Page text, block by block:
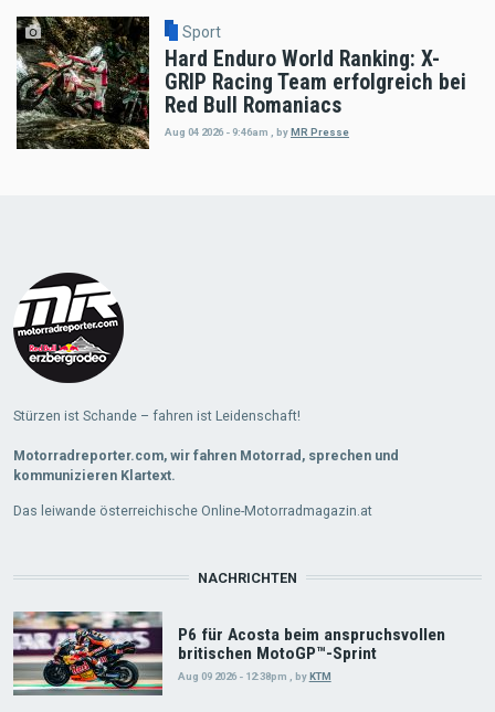
Sport
Hard Enduro World Ranking: X-
GRIP Racing Team erfolgreich bei
Red Bull Romaniacs
Aug 04 2026 - 9:46am , by MR Presse
Stürzen ist Schande – fahren ist Leidenschaft!
Motorradreporter.com, wir fahren Motorrad, sprechen und
kommunizieren Klartext.
Das leiwande österreichische Online-Motorradmagazin.at
NACHRICHTEN
P6 für Acosta beim anspruchsvollen
britischen MotoGP™-Sprint
Aug 09 2026 - 12:38pm byKTM